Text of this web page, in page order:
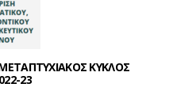
ΚΥΚΛΟΣ
23